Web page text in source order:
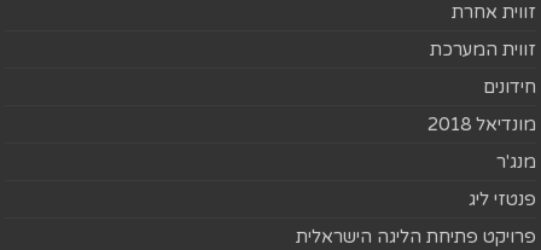
זווית אחרת
זווית המערכת
חידונים
מונדיאל 2018
מנג'ר
פנטזי ליג
פרויקט פתיחת הליגה הישראלית